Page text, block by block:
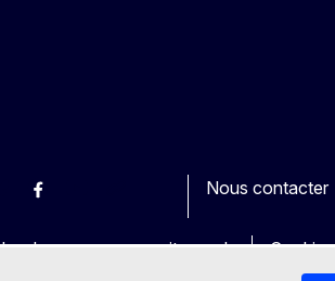
Facebook
Nous contacter
Les langues sur nos sites web
Cookies